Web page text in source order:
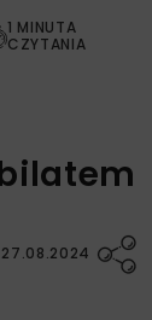
1 MINUTA
CZYTANIA
27.08.2024